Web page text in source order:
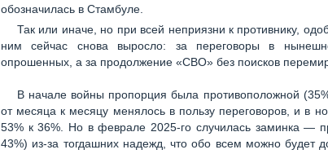
обозначилась в Стамбуле.
Так или иначе, но при всей неприязни к противнику,
ним сейчас снова выросло: за переговоры в
опрошенных, а за продолжение «СВО» без поисков
В начале войны пропорция была противоположной
от месяца к месяцу менялось в пользу переговоров, и в
53% к 36%. Но в феврале 2025-го случилась заминка —
43%) из-за тогдашних надежд, что обо всем можно будет